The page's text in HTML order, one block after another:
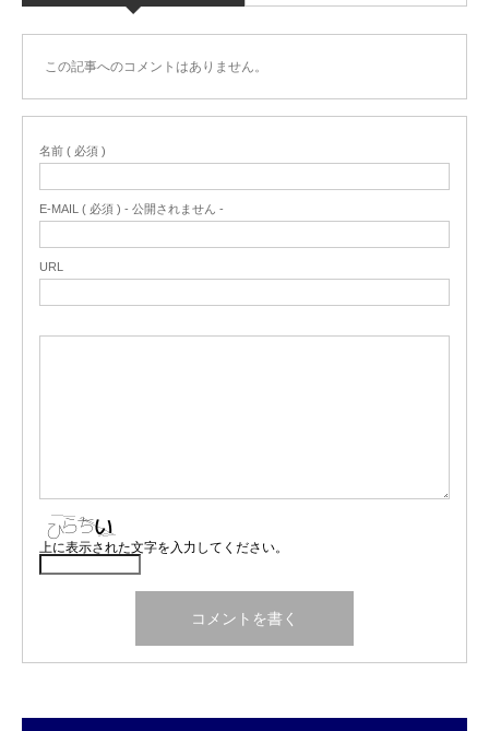
この記事へのコメントはありません。
名前 ( 必須 )
E-MAIL ( 必須 ) - 公開されません -
URL
上に表示された文字を入力してください。